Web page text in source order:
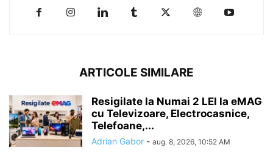
ARTICOLE SIMILARE
Resigilate la Numai 2 LEI la eMAG
cu Televizoare, Electrocasnice,
Telefoane,...
Adrian Gabor - aug. 8, 2026, 10:52 AM